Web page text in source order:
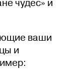
чудес» и
ваши
и